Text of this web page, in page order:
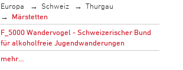
Europa Schweiz
Thurgau
Märstetten
F_5000 Wandervogel - Schweizerischer Bund
für alkoholfreie Jugendwanderungen
mehr…